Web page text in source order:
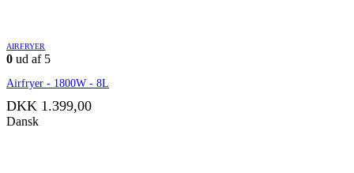
AIRFRYER
0 ud af 5
Airfryer - 1800W - 8L
DKK 1.399,00
Dansk